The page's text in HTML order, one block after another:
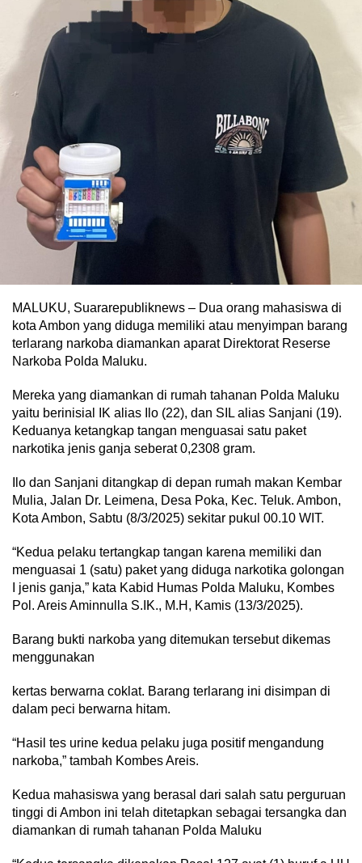
MALUKU, Suararepubliknews – Dua orang mahasiswa di
kota Ambon yang diduga memiliki atau menyimpan barang
terlarang narkoba diamankan aparat Direktorat Reserse
Narkoba Polda Maluku.
Mereka yang diamankan di rumah tahanan Polda Maluku
yaitu berinisial IK alias Ilo (22), dan SIL alias Sanjani (19).
Keduanya ketangkap tangan menguasai satu paket
narkotika jenis ganja seberat 0,2308 gram.
Ilo dan Sanjani ditangkap di depan rumah makan Kembar
Mulia, Jalan Dr. Leimena, Desa Poka, Kec. Teluk. Ambon,
Kota Ambon, Sabtu (8/3/2025) sekitar pukul 00.10 WIT.
“Kedua pelaku tertangkap tangan karena memiliki dan
menguasai 1 (satu) paket yang diduga narkotika golongan
I jenis ganja,” kata Kabid Humas Polda Maluku, Kombes
Pol. Areis Aminnulla S.IK., M.H, Kamis (13/3/2025).
Barang bukti narkoba yang ditemukan tersebut dikemas
menggunakan
kertas berwarna coklat. Barang terlarang ini disimpan di
dalam peci berwarna hitam.
“Hasil tes urine kedua pelaku juga positif mengandung
narkoba,” tambah Kombes Areis.
Kedua mahasiswa yang berasal dari salah satu perguruan
tinggi di Ambon ini telah ditetapkan sebagai tersangka dan
diamankan di rumah tahanan Polda Maluku